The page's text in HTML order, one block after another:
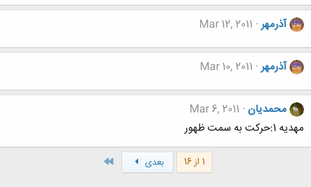
آذرمهر Mar 12, 2011
آذرمهر Mar 10, 2011
محمدیان Mar 6, 2011
مهديه 1:حركت به سمت ظهور
1 از 16 بعدی